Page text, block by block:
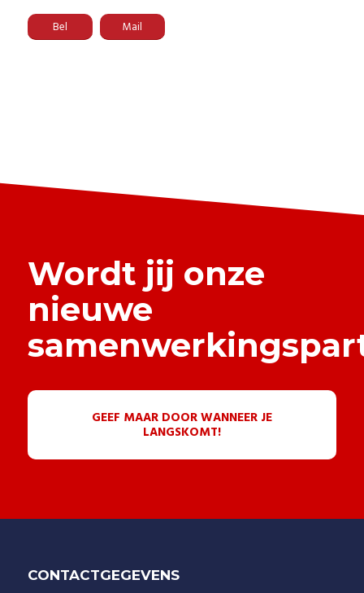
Bel Mail
Wordt jij onze
nieuwe
GEEF MAAR DOOR WANNEER JE
LANGSKOMT!
CONTACTGEGEVENS